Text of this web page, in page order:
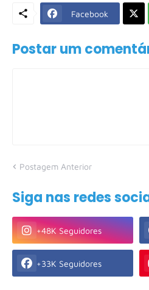
Facebook
Postar um
Postagem Anterior
Siga nas redes
+48K Seguidores
+33K Seguidores